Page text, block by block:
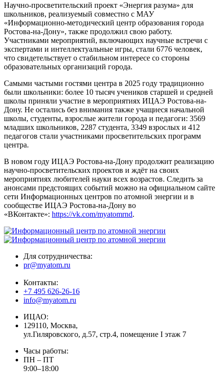
Научно-просветительский проект «Энергия разума» для
школьников, реализуемый совместно с МАУ
«Информационно-методический центр образования города
Ростова-на-Дону», также продолжил свою работу.
Участниками мероприятий, включающих научные встречи с
экспертами и интеллектуальные игры, стали 6776 человек,
что свидетельствует о стабильном интересе со стороны
образовательных организаций города.
Самыми частыми гостями центра в 2025 году традиционно
были школьники: более 10 тысяч учеников старшей и средней
школы приняли участие в мероприятиях ИЦАЭ Ростова-на-
Дону. Не остались без внимания также учащиеся начальной
школы, студенты, взрослые жители города и педагоги: 3569
младших школьников, 2287 студента, 3349 взрослых и 412
педагогов стали участниками просветительских программ
центра.
В новом году ИЦАЭ Ростова-на-Дону продолжит реализацию
научно-просветительских проектов и ждёт на своих
мероприятиях любителей науки всех возрастов. Следить за
анонсами предстоящих событий можно на официальном сайте
сети Информационных центров по атомной энергии и в
сообществе ИЦАЭ Ростова-на-Дону во
«ВКонтакте»: https://vk.com/myatomrnd.
Для сотрудничества:
pr@myatom.ru
Контакты:
+7 495 626-26-16
info@myatom.ru
ИЦАО:
129110, Москва,
ул.Гиляровского, д.57, стр.4, помещение I этаж 7
Часы работы:
ПН – ПТ
9:00–18:00